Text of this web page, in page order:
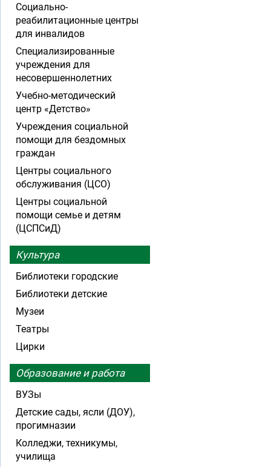
Социально-
реабилитационные центры
для инвалидов
Специализированные
учреждения для
несовершеннолетних
Учебно-методический
центр «Детство»
Учреждения социальной
помощи для бездомных
граждан
Центры социального
обслуживания (ЦСО)
Центры социальной
помощи семье и детям
(ЦСПСиД)
Культура
Библиотеки городские
Библиотеки детские
Музеи
Театры
Цирки
Образование и работа
ВУЗы
Детские сады, ясли (ДОУ),
прогимназии
Колледжи, техникумы,
училища